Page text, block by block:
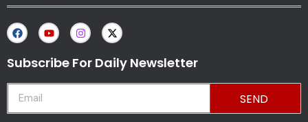
Subscribe For Daily Newsletter
SEND